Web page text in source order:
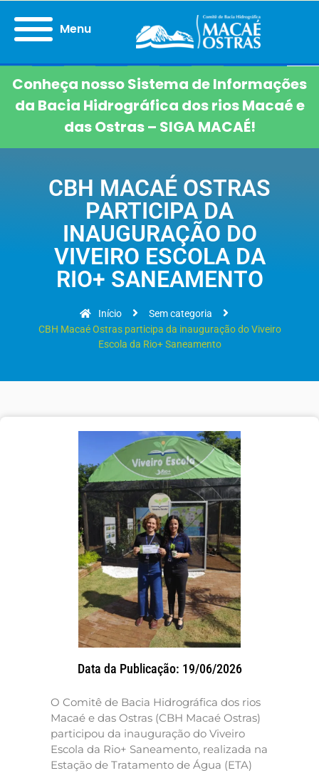
Menu
Conheça nosso Sistema de Informações
da Bacia Hidrográfica dos rios Macaé e
das Ostras – SIGA MACAÉ!
CBH MACAÉ OSTRAS
PARTICIPA DA
INAUGURAÇÃO DO
VIVEIRO ESCOLA DA
RIO+ SANEAMENTO
Início
Sem categoria
CBH Macaé Ostras participa da inauguração do Viveiro
Escola da Rio+ Saneamento
Data da Publicação: 19/06/2026
O Comitê de Bacia Hidrográfica dos rios
Macaé e das Ostras (CBH Macaé Ostras)
participou da inauguração do Viveiro
Escola da Rio+ Saneamento, realizada na
Estação de Tratamento de Água (ETA)